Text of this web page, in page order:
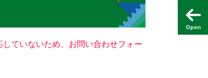
ていないため、お問い合わせフォー